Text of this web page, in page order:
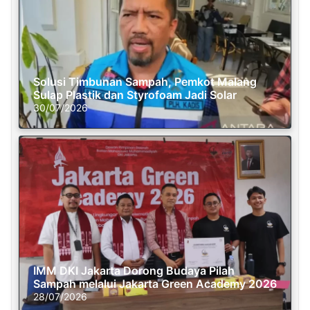
Solusi Timbunan Sampah, Pemkot Malang
Sulap Plastik dan Styrofoam Jadi Solar
30/07/2026
IMM DKI Jakarta Dorong Budaya Pilah
Sampah melalui Jakarta Green Academy 2026
28/07/2026